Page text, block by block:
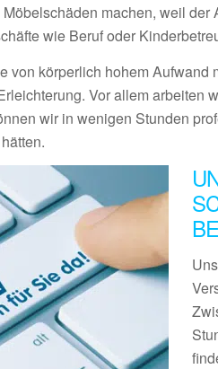
machen, weil
wie Beruf oder
von körperlich hohem
Vor allem arbeiten
wir in wenigen Stunden